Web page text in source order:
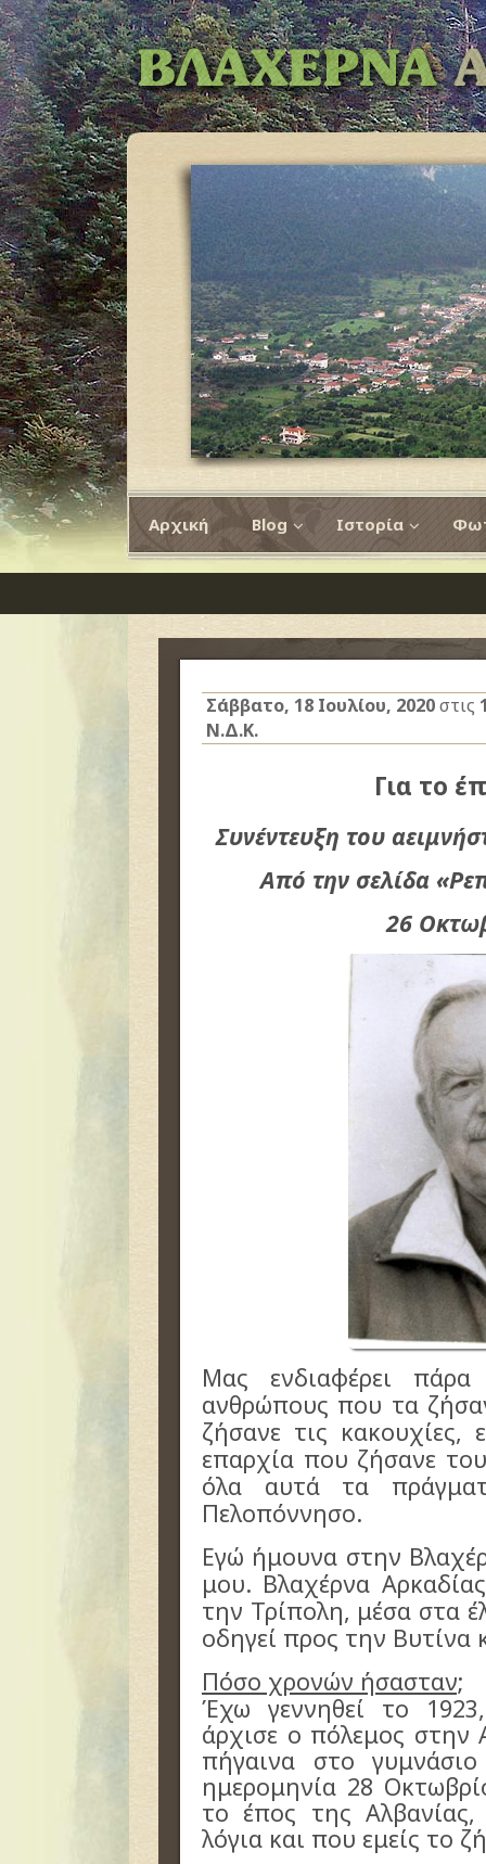
Αρχική Blog Ιστορία
Σάββατο, 18 Ιουλίου, 2020στις
Ν.Δ.Κ.
Για το
Συνέντευξη του
Από την σελίδα
26
Μας ενδιαφέρει
ανθρώπους που τα
ζήσανε τις κακουχίες,
επαρχία που ζήσανε
όλα αυτά τα
Πελοπόννησο.
Εγώ ήμουνα στην
μου. Βλαχέρνα
την Τρίπολη, μέσα στα
οδηγεί προς την Βυτίνα
Πόσο χρονών ήσασταν;
Έχω γεννηθεί το
άρχισε ο πόλεμος
πήγαινα στο
ημερομηνία 28
το έπος της
λόγια και που εμείς το